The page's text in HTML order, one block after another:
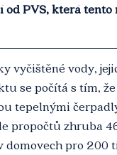
PVS, která tento
vyčištěné vody,
se počítá s tím,
tepelnými
propočtů zhruba
pro 200